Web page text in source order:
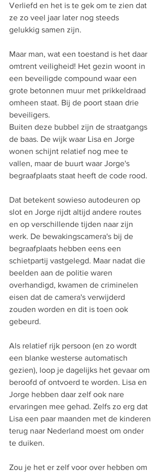
Verliefd en het is te gek om te zien dat
ze zo veel jaar later nog steeds
gelukkig samen zijn.
Maar man, wat een toestand is het daar
omtrent veiligheid! Het gezin woont in
een beveiligde compound waar een
grote betonnen muur met prikkeldraad
omheen staat. Bij de poort staan drie
beveiligers.
Buiten deze bubbel zijn de straatgangs
de baas. De wijk waar Lisa en Jorge
wonen schijnt relatief nog mee te
vallen, maar de buurt waar Jorge's
begraafplaats staat heeft de code rood.
Dat betekent sowieso autodeuren op
slot en Jorge rijdt altijd andere routes
en op verschillende tijden naar zijn
werk. De bewakingscamera's bij de
begraafplaats hebben eens een
schietpartij vastgelegd. Maar nadat die
beelden aan de politie waren
overhandigd, kwamen de criminelen
eisen dat de camera's verwijderd
zouden worden en dit is toen ook
gebeurd.
Als relatief rijk persoon (en zo wordt
een blanke westerse automatisch
gezien), loop je dagelijks het gevaar om
beroofd of ontvoerd te worden. Lisa en
Jorge hebben daar zelf ook nare
ervaringen mee gehad. Zelfs zo erg dat
Lisa een paar maanden met de kinderen
terug naar Nederland moest om onder
te duiken.
Zou je het er zelf voor over hebben om